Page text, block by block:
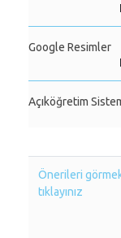
Google Resimler
Açıköğretim
Önerileri
tıklayınız